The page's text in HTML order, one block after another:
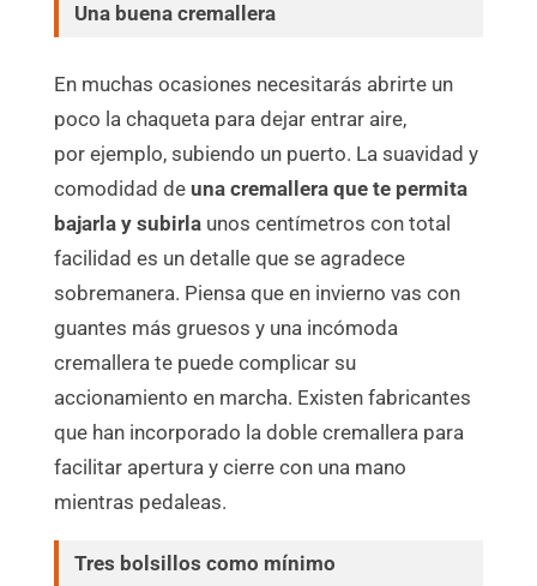
Una buena cremallera
En muchas ocasiones necesitarás abrirte un
poco la chaqueta para dejar entrar aire,
por ejemplo, subiendo un puerto. La suavidad y
comodidad de una cremallera que te permita
bajarla y subirlaunos centímetros con total
facilidad es un detalle que se agradece
sobremanera. Piensa que en invierno vas con
guantes más gruesos y una incómoda
cremallera te puede complicar su
accionamiento en marcha. Existen fabricantes
que han incorporado la doble cremallera para
facilitar apertura y cierre con una mano
mientras pedaleas.
Tres bolsillos como mínimo